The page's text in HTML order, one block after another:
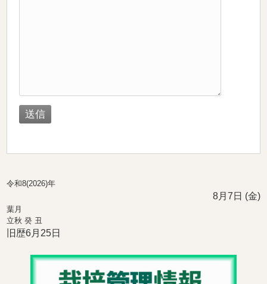
令和8(2026)年
8月7日 (金)
葉月
立秋 癸 丑
旧歴6月25日